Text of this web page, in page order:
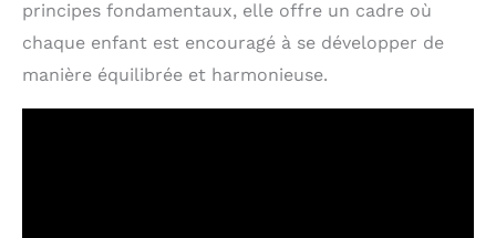
principes fondamentaux, elle offre un cadre où
chaque enfant est encouragé à se développer de
manière équilibrée et harmonieuse.